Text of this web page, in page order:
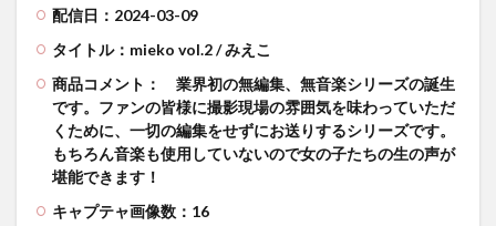
配信日：2024-03-09
タイトル：mieko vol.2 / みえこ
商品コメント：
業界初の無編集、無音楽シリーズの誕生
です。ファンの皆様に撮影現場の雰囲気を味わっていただ
くために、一切の編集をせずにお送りするシリーズです。
もちろん音楽も使用していないので女の子たちの生の声が
堪能できます！
キャプテャ画像数：16